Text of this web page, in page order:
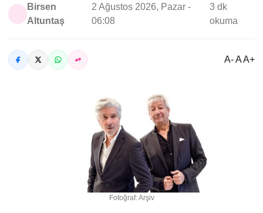
Birsen
Altuntaş
2 Ağustos 2026, Pazar -
06:08
3 dk
okuma
A- A A+
Fotoğraf: Arşiv